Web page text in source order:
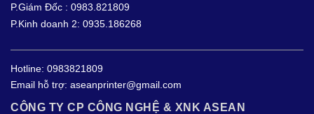
P.Giám Đốc : 0983.821809
P.Kinh doanh 2: 0935.186268
Hotline: 0983821809
Email hỗ trợ: aseanprinter@gmail.com
CÔNG TY CP CÔNG NGHỆ & XNK ASEAN